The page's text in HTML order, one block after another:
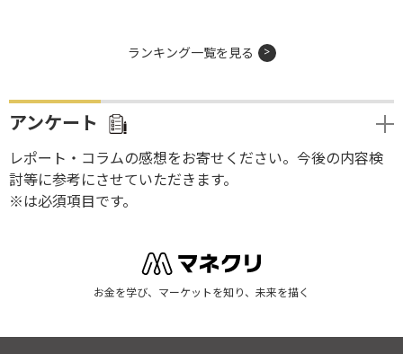
ランキング一覧を見る
アンケート
レポート・コラムの感想をお寄せください。今後の内容検
討等に参考にさせていただきます。
※は必須項目です。
お金を学び、マーケットを知り、未来を描く